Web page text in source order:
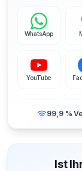
WhatsApp
YouTube
99,9 %
Ist